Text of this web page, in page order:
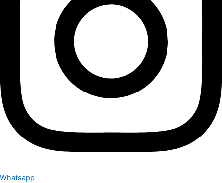
Whatsapp